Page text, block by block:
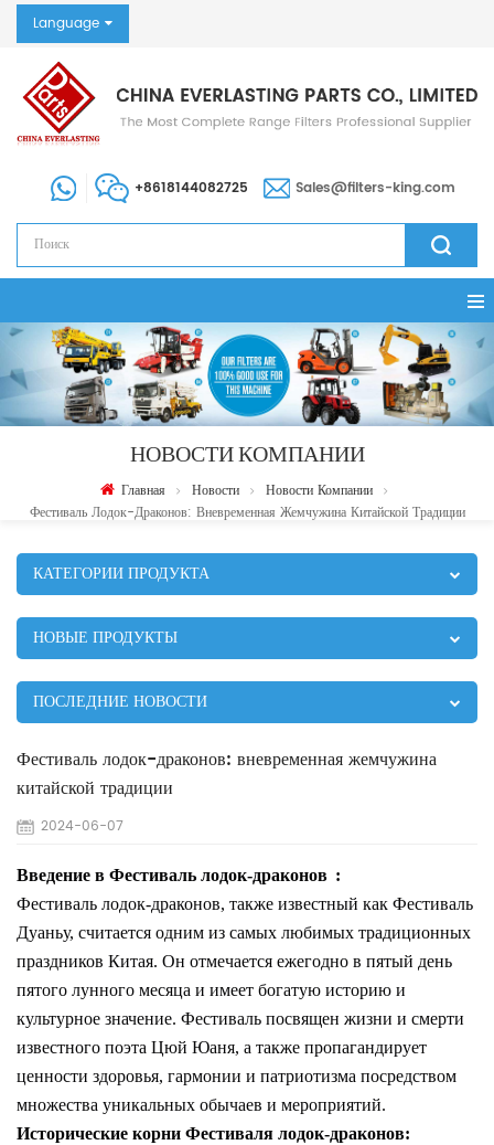
Language
+8618144082725 Sales@filters-king.com
НОВОСТИ КОМПАНИИ
Главная Новости
Новости Компании
Фестиваль Лодок-Драконов: Вневременная Жемчужина Китайской Традиции
КАТЕГОРИИ ПРОДУКТА
НОВЫЕ ПРОДУКТЫ
ПОСЛЕДНИЕ НОВОСТИ
Фестиваль лодок-драконов: вневременная жемчужина
китайской традиции
2024-06-07
Введение в Фестиваль лодок-драконов :
Фестиваль лодок-драконов, также известный как Фестиваль
Дуаньу, считается одним из самых любимых традиционных
праздников Китая. Он отмечается ежегодно в пятый день
пятого лунного месяца и имеет богатую историю и
культурное значение. Фестиваль посвящен жизни и смерти
известного поэта Цюй Юаня, а также пропагандирует
ценности здоровья, гармонии и патриотизма посредством
множества уникальных обычаев и мероприятий.
Исторические корни Фестиваля лодок-драконов: